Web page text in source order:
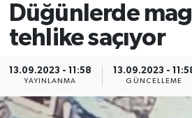
Düğünlerde
tehlike saçıyor
13.09.2023 - 11:58
YAYINLANMA
13.09.2023 -
GÜNCELLEME
Eğitim
Trafik Durumu